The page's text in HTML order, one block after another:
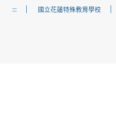
::: 國立花蓮特殊教育學校